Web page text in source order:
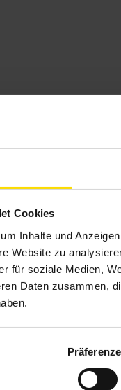
Cookies
Inhalte und
Website zu
für soziale Medien,
Daten zusammen,
Licht in Ihrer
Der neue
Ihrer Nachbarn.
ganz entspannt dank